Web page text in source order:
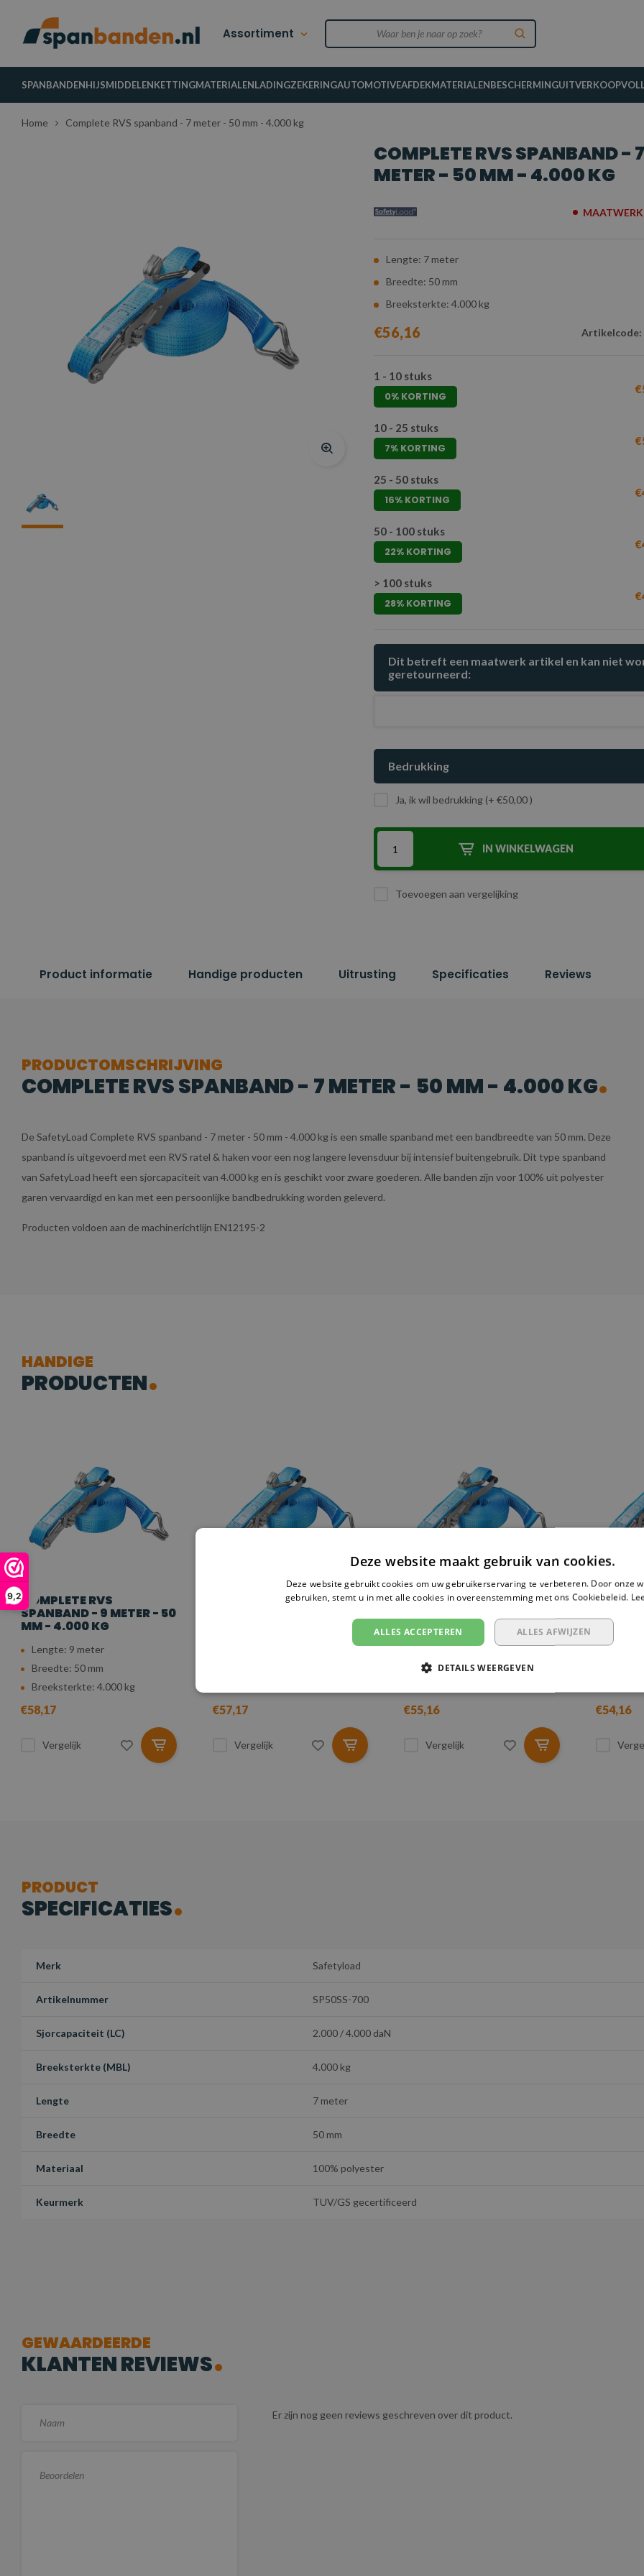
9,2
Assortiment
SPANBANDENHIJSMIDDELENKETTINGMATERIALENLADINGZEKERINGAUTOMOTIVEAFDEKMATERIALENBESCHERMINGUITVERKOOP
Home Complete RVS spanband - 7 meter - 50 mm - 4.000 kg
COMPLETE RVS SPANBAND - 7
METER - 50 MM - 4.000 KG
Lengte: 7 meter
Breedte: 50 mm
Breeksterkte: 4.000 kg
€56,16 Artikelcode:
1 - 10 stuks
0% KORTING
10 - 25 stuks
7% KORTING
25 - 50 stuks
16% KORTING
50 - 100 stuks
22% KORTING
> 100 stuks
28% KORTING
Dit betreft een maatwerk artikel en kan niet
geretourneerd:
Bedrukking
Ja, ik wil bedrukking (+ €50,00 )
IN WINKELWAGEN
Toevoegen aan vergelijking
Product informatie Handige producten Uitrusting Specificaties Reviews
PRODUCTOMSCHRIJVING
COMPLETE RVS SPANBAND - 7 METER - 50 MM - 4.000 KG
De SafetyLoad Complete RVS spanband - 7 meter - 50 mm - 4.000 kg is een smalle spanband met een bandbreedte van 50 mm. Deze
spanband is uitgevoerd met een RVS ratel & haken voor een nog langere levensduur bij intensief buitengebruik. Dit type spanband
van SafetyLoad heeft een sjorcapaciteit van 4.000 kg en is geschikt voor zware goederen. Alle banden zijn voor 100% uit polyester
garen vervaardigd en kan met een persoonlijke bandbedrukking worden geleverd.
Producten voldoen aan de machinerichtlijn EN12195-2
HANDIGE
PRODUCTEN
COMPLETE RVS
SPANBAND - 9 METER - 50
MM - 4.000 KG
Lengte: 9 meter
Breedte: 50 mm
Breeksterkte: 4.000 kg
€58,17
Vergelijk
COMPLETE RVS
€57,17
Vergelijk
COMPLETE RVS
MM - 4.000 KG
Lengte: 6 meter
Breedte: 50 mm
€55,16
Vergelijk
MM -
Lengte:
€54,16
PRODUCT
SPECIFICATIES
Merk Safetyload
Artikelnummer SP50SS-700
Sjorcapaciteit (LC) 2.000 / 4.000 daN
Breeksterkte (MBL) 4.000 kg
Lengte 7 meter
Breedte 50 mm
Materiaal 100% polyester
Keurmerk TUV/GS gecertificeerd
GEWAARDEERDE
KLANTEN REVIEWS
Er zijn nog geen reviews geschreven over dit product.
Deze website maakt gebruik van cookies.
Deze website gebruikt cookies om uw gebruikerservaring te verbeteren. Door onze
gebruiken, stemt u in met alle cookies in overeenstemming met ons Cookiebeleid.
ALLES ACCEPTEREN ALLES AFWIJZEN
DETAILS WEERGEVEN